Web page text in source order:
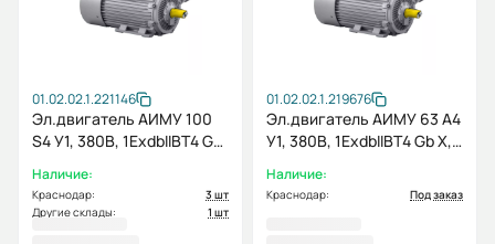
01.02.02.1.221146
Эл.двигатель АИМУ 100
S4 У1, 380В, 1ExdbIIBT4 Gb
Наличие:
Краснодар:
3 шт
Другие склады:
1 шт
01.02.02.1.219676
Эл.двигатель АИМУ 63 А4
У1, 380В, 1ExdbIIBT4 Gb X,
Наличие:
Краснодар: Под заказ